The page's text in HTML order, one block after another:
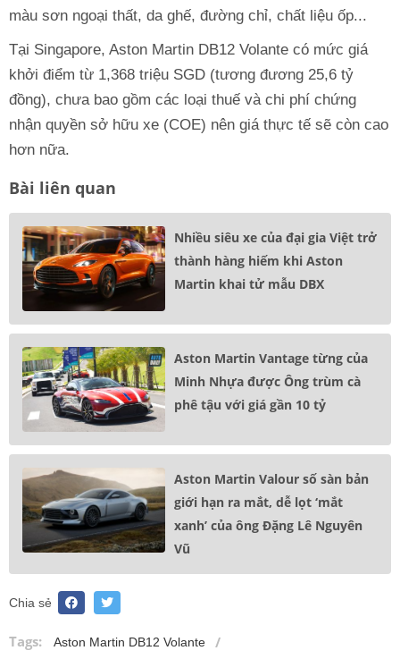
màu sơn ngoại thất, da ghế, đường chỉ, chất liệu ốp...
Tại Singapore, Aston Martin DB12 Volante có mức giá
khởi điểm từ 1,368 triệu SGD (tương đương 25,6 tỷ
đồng), chưa bao gồm các loại thuế và chi phí chứng
nhận quyền sở hữu xe (COE) nên giá thực tế sẽ còn cao
hơn nữa.
Bài liên quan
Nhiều siêu xe của đại gia Việt trở
thành hàng hiếm khi Aston
Martin khai tử mẫu DBX
Aston Martin Vantage từng của
Minh Nhựa được Ông trùm cà
phê tậu với giá gần 10 tỷ
Aston Martin Valour số sàn bản
giới hạn ra mắt, dễ lọt ‘mắt
xanh’ của ông Đặng Lê Nguyên
Vũ
Chia sẻ
Tags: Aston Martin DB12 Volante